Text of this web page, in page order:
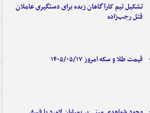
تشکیل تیم کارآگاهان زبده برای دستگیری عاملان
قتل رجب‌زاده
قیمت طلا و سکه امروز ۱۴۰۵/۰۵/۱۷